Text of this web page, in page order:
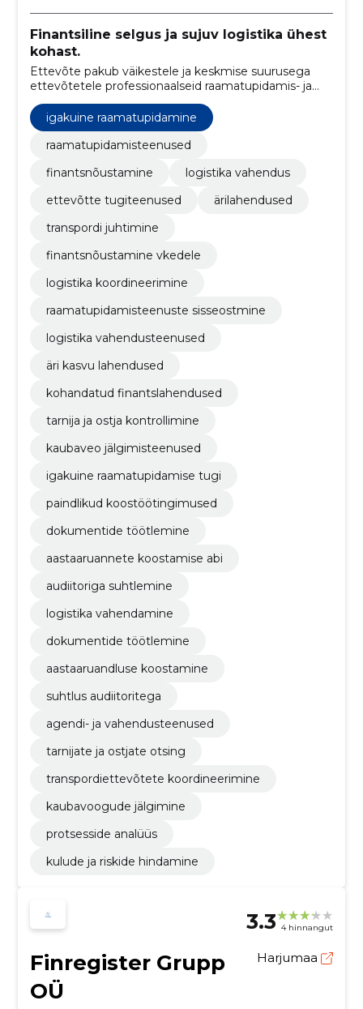
Finantsiline selgus ja sujuv logistika ühest
kohast.
Ettevõte pakub väikestele ja keskmise suurusega
ettevõtetele professionaalseid raamatupidamis- ja
klientidele selged finantsprotsessid ja sujuvad
logistikaühendused.
igakuine raamatupidamine
raamatupidamisteenused
finantsnõustamine
logistika vahendus
ettevõtte tugiteenused
ärilahendused
transpordi juhtimine
finantsnõustamine vkedele
logistika koordineerimine
raamatupidamisteenuste sisseostmine
logistika vahendusteenused
äri kasvu lahendused
kohandatud finantslahendused
tarnija ja ostja kontrollimine
kaubaveo jälgimisteenused
igakuine raamatupidamise tugi
paindlikud koostöötingimused
dokumentide töötlemine
aastaaruannete koostamise abi
audiitoriga suhtlemine
logistika vahendamine
dokumentide töötlemine
aastaaruandluse koostamine
suhtlus audiitoritega
agendi- ja vahendusteenused
tarnijate ja ostjate otsing
transpordiettevõtete koordineerimine
kaubavoogude jälgimine
protsesside analüüs
kulude ja riskide hindamine
3.3 4 hinnangut
Finregister Grupp
OÜ
Harjumaa